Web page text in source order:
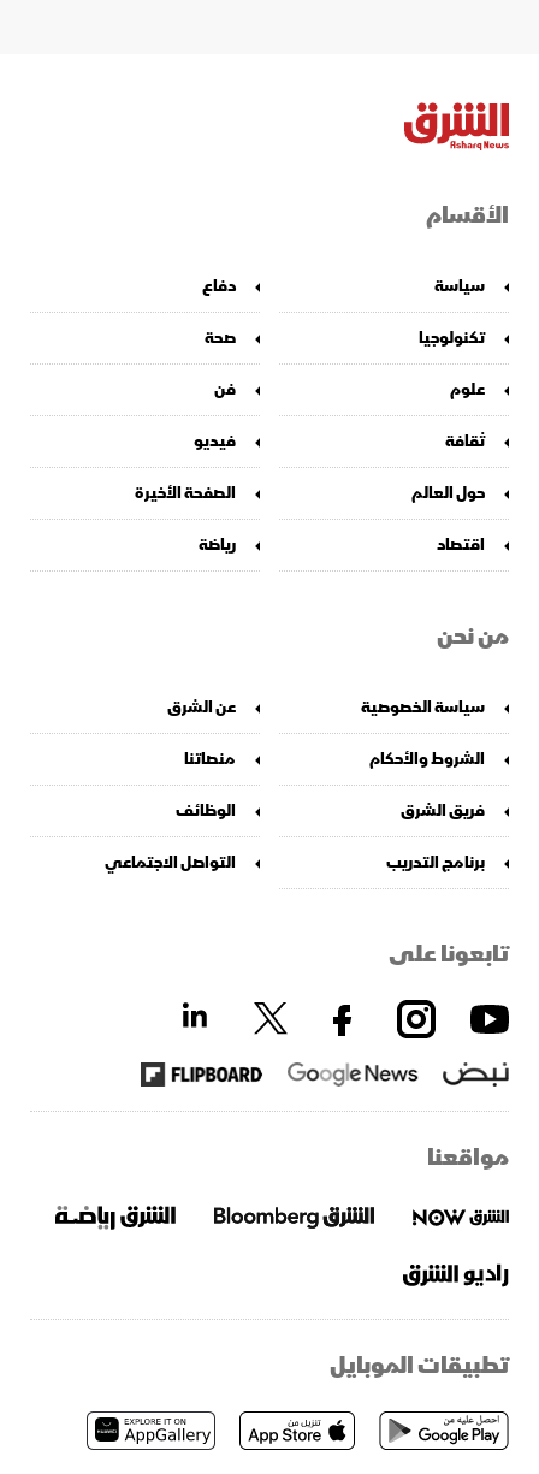
الأقسام
سياسة
دفاع
تكنولوجيا
صحة
علوم
فن
ثقافة
فيديو
حول العالم
الصفحة الأخيرة
اقتصاد
رياضة
من نحن
سياسة الخصوصية
عن الشرق
الشروط والأحكام
منصاتنا
فريق الشرق
الوظائف
برنامج التدريب
التواصل الاجتماعي
تابعونا على
مواقعنا
تطبيقات الموبايل